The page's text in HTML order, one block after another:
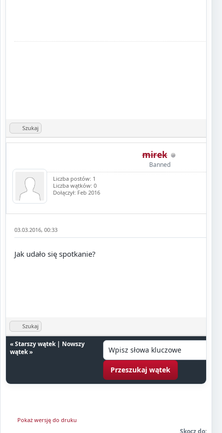
Szukaj
mirek
Banned
Liczba postów: 1
Liczba wątków: 0
Dołączył: Feb 2016
03.03.2016, 00:33
Jak udało się spotkanie?
Szukaj
«Starszy wątek| Nowszy
wątek»
Pokaż wersję do druku
Skocz do: